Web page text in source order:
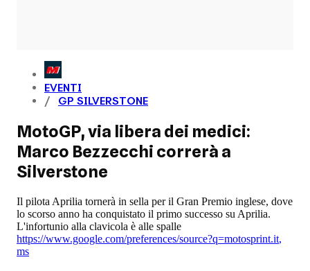
EVENTI
GP SILVERSTONE
MotoGP, via libera dei medici:
Marco Bezzecchi correrà a
Silverstone
Il pilota Aprilia tornerà in sella per il Gran Premio inglese, dove
lo scorso anno ha conquistato il primo successo su Aprilia.
L'infortunio alla clavicola è alle spalle
https://www.google.com/preferences/source?q=motosprint.it,
ms